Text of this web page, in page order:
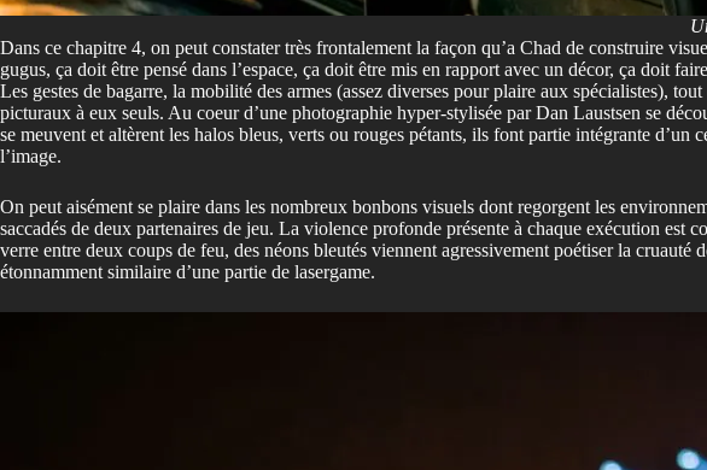
Dans ce chapitre 4, on peut constater très frontalement la façon qu’a Chad de construire
gugus, ça doit être pensé dans l’espace, ça doit être mis en rapport avec un décor, ça doit
Les gestes de bagarre, la mobilité des armes (assez diverses pour plaire aux spécialistes),
picturaux à eux seuls. Au coeur d’une photographie hyper-stylisée par Dan Laustsen se
se meuvent et altèrent les halos bleus, verts ou rouges pétants, ils font partie intégrante
l’image.
On peut aisément se plaire dans les nombreux bonbons visuels dont regorgent les
saccadés de deux partenaires de jeu. La violence profonde présente à chaque exécution est
verre entre deux coups de feu, des néons bleutés viennent agressivement poétiser la
étonnamment similaire d’une partie de lasergame.